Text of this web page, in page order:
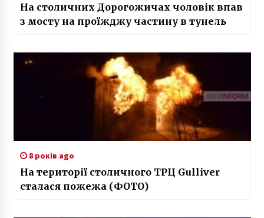
На столичних Дорогожичах чоловік впав
з мосту на проїжджу частину в тунель
8 років ago
На території столичного ТРЦ Gulliver
сталася пожежа (ФОТО)